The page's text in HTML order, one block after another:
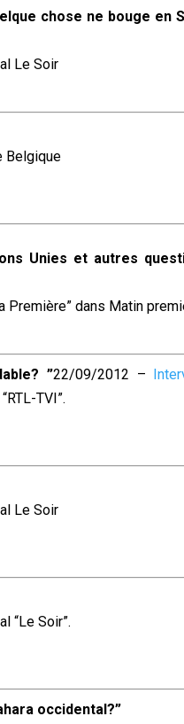
chose ne bouge en
Le Soir
Belgique
Unies et autres
Première” dans Matin
”22/09/2012 –
TVI”.
Le Soir
“Le Soir”.
occidental?”